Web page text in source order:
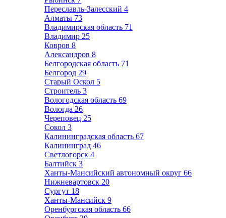
Переславль-Залесский 4
Алматы 73
Владимирская область 71
Владимир 25
Ковров 8
Александров 8
Белгородская область 71
Белгород 29
Старый Оскол 5
Строитель 3
Вологодская область 69
Вологда 26
Череповец 25
Сокол 3
Калининградская область 67
Калининград 46
Светлогорск 4
Балтийск 3
Ханты-Мансийский автономный округ 66
Нижневартовск 20
Сургут 18
Ханты-Мансийск 9
Оренбургская область 66